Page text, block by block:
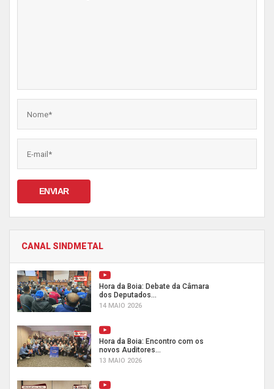
ENVIAR
CANAL SINDMETAL
Hora da Boia: Debate da Câmara
dos Deputados...
14 MAIO 2026
Hora da Boia: Encontro com os
novos Auditores...
13 MAIO 2026